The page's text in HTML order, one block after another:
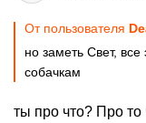
От пользователя
но заметь Свет,
собачкам
ты про что? Про то